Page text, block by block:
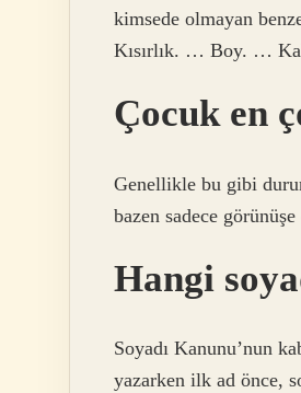
kimsede olmayan
Kısırlık. … Boy. …
Çocuk en
Genellikle bu gibi
bazen sadece
Hangi
Soyadı Kanunu’nun
yazarken ilk ad önce,